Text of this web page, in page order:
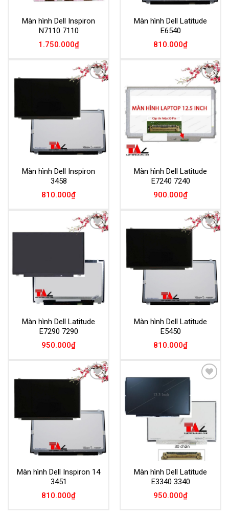
Màn hình Dell Inspiron
N7110 7110
1.750.000₫
Màn hình Dell Latitude
E6540
810.000₫
Màn hình Dell Inspiron
3458
810.000₫
Add to
Wishlist
Màn hình Dell Latitude
E7240 7240
900.000₫
Màn hình Dell Latitude
E7290 7290
950.000₫
Màn hình Dell Latitude
E5450
810.000₫
Màn hình Dell Inspiron 14
3451
810.000₫
Màn hình Dell Latitude
E3340 3340
950.000₫